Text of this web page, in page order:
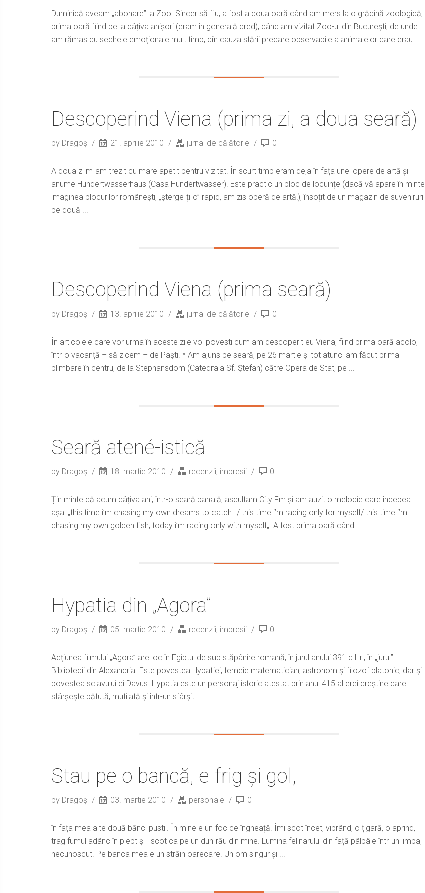
Duminică aveam „abonare” la Zoo. Sincer să fiu, a fost a doua oară când am mers la o grădină zoologică,
prima oară fiind pe la câțiva anișori (eram în generală cred), când am vizitat Zoo-ul din București, de unde
am rămas cu sechele emoționale mult timp, din cauza stării precare observabile a animalelor care erau ...
Descoperind Viena (prima zi, a doua seară)
by Dragoș 21. aprilie 2010 jurnal de călătorie 0
A doua zi m-am trezit cu mare apetit pentru vizitat. În scurt timp eram deja în fața unei opere de artă și
anume Hundertwasserhaus (Casa Hundertwasser). Este practic un bloc de locuințe (dacă vă apare în minte
imaginea blocurilor românești, „șterge-ți-o” rapid, am zis operă de artă!), însoțit de un magazin de suveniruri
pe două ...
Descoperind Viena (prima seară)
by Dragoș 13. aprilie 2010 jurnal de călătorie 0
În articolele care vor urma în aceste zile voi povesti cum am descoperit eu Viena, fiind prima oară acolo,
într-o vacanță – să zicem – de Paști. * Am ajuns pe seară, pe 26 martie și tot atunci am făcut prima
plimbare în centru, de la Stephansdom (Catedrala Sf. Ștefan) către Opera de Stat, pe ...
Seară atené-istică
by Dragoș 18. martie 2010 recenzii, impresii 0
Țin minte că acum câțiva ani, într-o seară banală, ascultam City Fm și am auzit o melodie care începea
așa: „this time i’m chasing my own dreams to catch…/ this time i’m racing only for myself/ this time i’m
chasing my own golden fish, today i’m racing only with myself„. A fost prima oară când ...
Hypatia din „Agora”
by Dragoș 05. martie 2010 recenzii, impresii 0
Acțiunea filmului „Agora” are loc în Egiptul de sub stăpânire romană, în jurul anului 391 d.Hr., în „jurul”
Bibliotecii din Alexandria. Este povestea Hypatiei, femeie matematician, astronom și filozof platonic, dar și
povestea sclavului ei Davus. Hypatia este un personaj istoric atestat prin anul 415 al erei creștine care
sfârșește bătută, mutilată și într-un sfârșit ...
Stau pe o bancă, e frig și gol,
by Dragoș 03. martie 2010 personale 0
în fața mea alte două bănci pustii. În mine e un foc ce îngheață. Îmi scot încet, vibrând, o țigară, o aprind,
trag fumul adânc în piept și-l scot ca pe un duh rău din mine. Lumina felinarului din față pâlpâie într-un limbaj
necunoscut. Pe banca mea e un străin oarecare. Un om singur și ...